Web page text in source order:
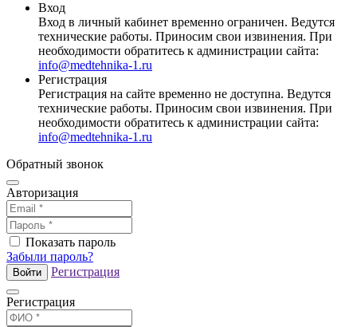
Вход
Вход в личный кабинет временно ограничен. Ведутся
технические работы. Приносим свои извинения. При
необходимости обратитесь к администрации сайта:
info@medtehnika-1.ru
Регистрация
Регистрация на сайте временно не доступна. Ведутся
технические работы. Приносим свои извинения. При
необходимости обратитесь к администрации сайта:
info@medtehnika-1.ru
Обратный звонок
Авторизация
Показать пароль
Забыли пароль?
Войти Регистрация
Регистрация